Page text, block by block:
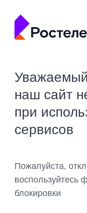
наш сайт
при
сервисов
Пожалуйста,
воспользуйтесь
блокировки